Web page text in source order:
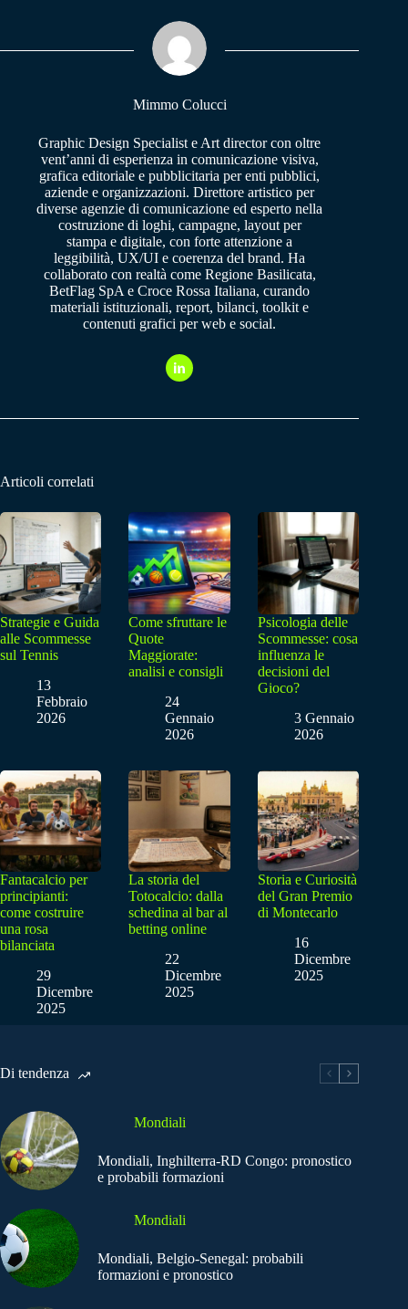
pp m
Mimmo Colucci
Graphic Design Specialist e Art director con oltre
vent’anni di esperienza in comunicazione visiva,
grafica editoriale e pubblicitaria per enti pubblici,
aziende e organizzazioni. Direttore artistico per
diverse agenzie di comunicazione ed esperto nella
costruzione di loghi, campagne, layout per
stampa e digitale, con forte attenzione a
leggibilità, UX/UI e coerenza del brand. Ha
collaborato con realtà come Regione Basilicata,
BetFlag SpA e Croce Rossa Italiana, curando
materiali istituzionali, report, bilanci, toolkit e
contenuti grafici per web e social.
Articoli correlati
Strategie e Guida
alle Scommesse
sul Tennis
13
Febbraio
2026
Come sfruttare le
Quote
Maggiorate:
analisi e consigli
24
Gennaio
2026
Psicologia delle
Scommesse: cosa
influenza le
decisioni del
Gioco?
3 Gennaio
2026
Fantacalcio per
principianti:
come costruire
una rosa
bilanciata
29
Dicembre
2025
La storia del
Totocalcio: dalla
schedina al bar al
betting online
22
Dicembre
2025
Storia e Curiosità
del Gran Premio
di Montecarlo
16
Dicembre
2025
Di tendenza
Mondiali
Mondiali, Inghilterra-RD Congo: pronostico
e probabili formazioni
Mondiali
Mondiali, Belgio-Senegal: probabili
formazioni e pronostico